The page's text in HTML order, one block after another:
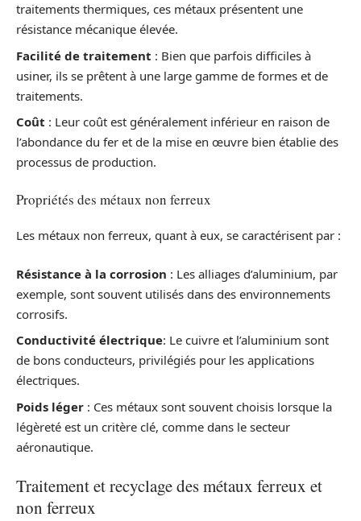
traitements thermiques, ces métaux présentent une
résistance mécanique élevée.
Facilité de traitement : Bien que parfois difficiles à
usiner, ils se prêtent à une large gamme de formes et de
traitements.
Coût : Leur coût est généralement inférieur en raison de
l’abondance du fer et de la mise en œuvre bien établie des
processus de production.
Propriétés des métaux non ferreux
Les métaux non ferreux, quant à eux, se caractérisent par :
Résistance à la corrosion : Les alliages d’aluminium, par
exemple, sont souvent utilisés dans des environnements
corrosifs.
Conductivité électrique: Le cuivre et l’aluminium sont
de bons conducteurs, privilégiés pour les applications
électriques.
Poids léger : Ces métaux sont souvent choisis lorsque la
légèreté est un critère clé, comme dans le secteur
aéronautique.
Traitement et recyclage des métaux ferreux et
non ferreux